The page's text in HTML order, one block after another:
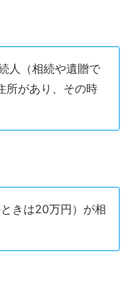
人（相続や遺贈で
所があり、その時
きは20万円）が相